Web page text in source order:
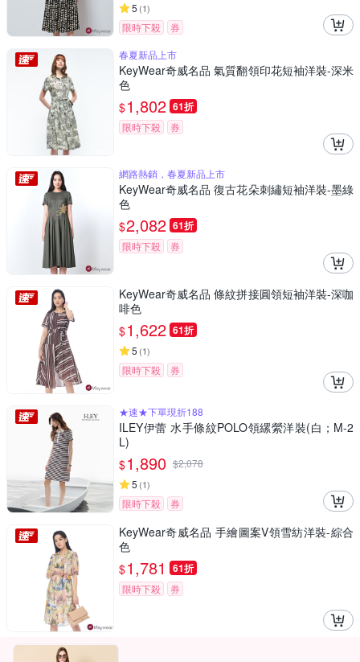
5 (1)
限時下殺
券
春夏新品上市
KeyWear奇威名品 氣質翻領印花短袖洋裝-深米
色
$1,802 61折
限時下殺 券
網路熱銷，春夏新品上市
KeyWear奇威名品 復古花朵刺繡短袖洋裝-墨綠
色
$2,082 61折
限時下殺 券
KeyWear奇威名品 條紋拼接圓領短袖洋裝-深咖
啡色
$1,622 61折
5 (1)
限時下殺 券
★速★下單現折188
ILEY伊蕾 水手條紋POLO領縲縈洋裝(白；M-2
L)
$1,890 $2,078
5 (1)
限時下殺 券
KeyWear奇威名品 手繪圖案V領雪紡洋裝-綜合
色
$1,781 61折
限時下殺 券